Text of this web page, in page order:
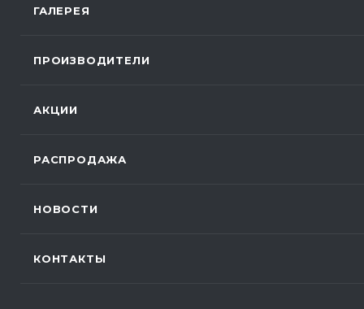
ГАЛЕРЕЯ
ПРОИЗВОДИТЕЛИ
АКЦИИ
РАСПРОДАЖА
НОВОСТИ
КОНТАКТЫ